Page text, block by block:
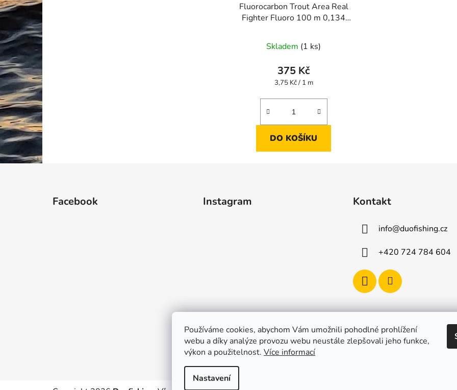
Používáme cookies, abychom Vám umožnili pohodlné prohlížení
webu a díky analýze provozu webu neustále zlepšovali jeho funkce,
výkon a použitelnost. Více informací
Nastavení
Fluorocarbon Trout Area Real
Fighter Fluoro 100 m 0,134
Skladem (1 ks)
375 Kč
Měrná
3,75 Kč / 1 m
DO KOŠÍKU
Facebook Instagram Kontakt
info@duofishing.cz
+420 724 784 604